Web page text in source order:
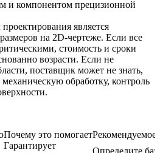
и компонентом прецизионной
является
на 2D-чертеже. Если все
стоимость и сроки
возрасти. Если не
поставщик может не знать,
обработку, контроль
Почему это помогаетРекомендуемое
Гарантирует
Определите